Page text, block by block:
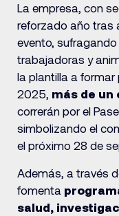
La empresa, con
reforzado año tras
evento,
trabajadoras y
la plantilla a formar
2025, más de
correrán por el
simbolizando el
el próximo 28 de
Además, a través
fomenta
salud,